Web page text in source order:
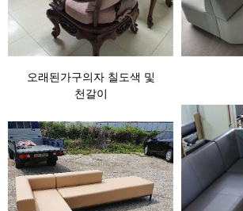
오래된가구의자 칠도색 및
천갈이